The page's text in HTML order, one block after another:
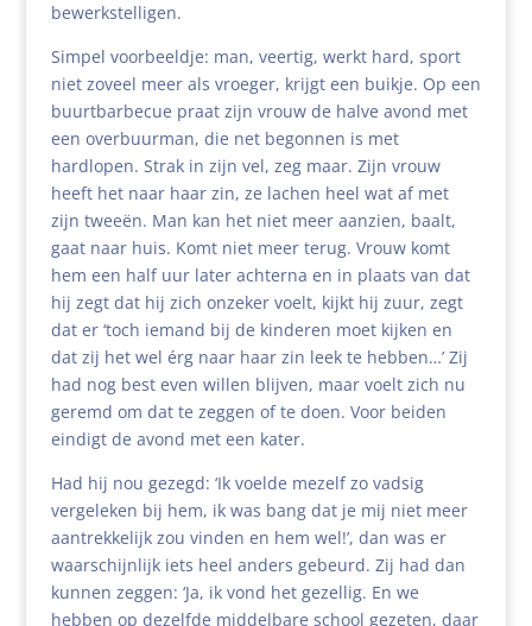
bewerkstelligen.
Simpel voorbeeldje: man, veertig, werkt hard, sport
niet zoveel meer als vroeger, krijgt een buikje. Op een
buurtbarbecue praat zijn vrouw de halve avond met
een overbuurman, die net begonnen is met
hardlopen. Strak in zijn vel, zeg maar. Zijn vrouw
heeft het naar haar zin, ze lachen heel wat af met
zijn tweeën. Man kan het niet meer aanzien, baalt,
gaat naar huis. Komt niet meer terug. Vrouw komt
hem een half uur later achterna en in plaats van dat
hij zegt dat hij zich onzeker voelt, kijkt hij zuur, zegt
dat er ‘toch iemand bij de kinderen moet kijken en
dat zij het wel érg naar haar zin leek te hebben…’ Zij
had nog best even willen blijven, maar voelt zich nu
geremd om dat te zeggen of te doen. Voor beiden
eindigt de avond met een kater.
Had hij nou gezegd: ‘Ik voelde mezelf zo vadsig
vergeleken bij hem, ik was bang dat je mij niet meer
aantrekkelijk zou vinden en hem wel!’, dan was er
waarschijnlijk iets heel anders gebeurd. Zij had dan
kunnen zeggen: ‘Ja, ik vond het gezellig. En we
hebben op dezelfde middelbare school gezeten, daar